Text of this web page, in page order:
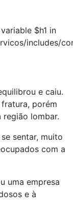
e caiu.
porém
região lombar.
sentar, muito
com a
uma empresa
e à